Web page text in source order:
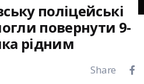
поліцейські
повернути 9-
рідним
Share